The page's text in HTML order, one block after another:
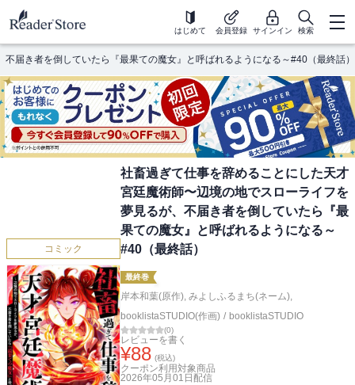
はじめて 会員登録 サインイン 検索
届き者を倒していたら『最果ての魔女』と呼ばれるようになる～#40（最終話）
コミック
社畜過ぎて仕事を辞めることにした天才
宮廷魔術師〜辺境の地でスローライフを
夢見るが、不届き者を倒していたら『最
果ての魔女』と呼ばれるようになる～
#40（最終話）
最終巻
岸本和葉(原作), みよしふるまち(ネーム),
booklistaSTUDIO(作画) / booklistaSTUDIO
(0)
レビューを書く
¥88 (税込)
クーポン利用対象商品
2026年05月01日 配信